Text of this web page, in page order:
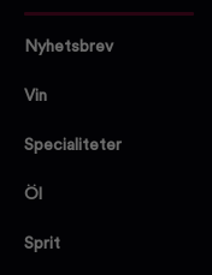
Nyhetsbrev
Vin
Specialiteter
Öl
Sprit